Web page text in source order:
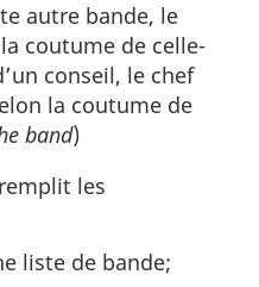
autre bande, le
coutume de celle-
conseil, le chef
la coutume de
band)
les
liste de bande;